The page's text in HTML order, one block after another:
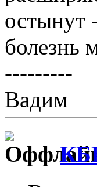
остынут
болезнь
---------
Вадим